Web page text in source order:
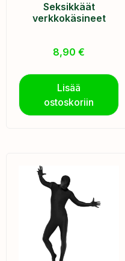
Seksikkäät
verkkokäsineet
8,90 €
Lisää
ostoskoriin